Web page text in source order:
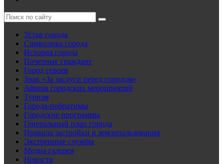
Устав города
Символика города
История города
Почетные граждане
Город героев
Знак «За заслуги перед городом»
Афиша городских мероприятий
Туризм
Города-побратимы
Городские программы
Генеральный план города
Правила застройки и землепользования
Экстренные службы
Медиа галерея
Новости